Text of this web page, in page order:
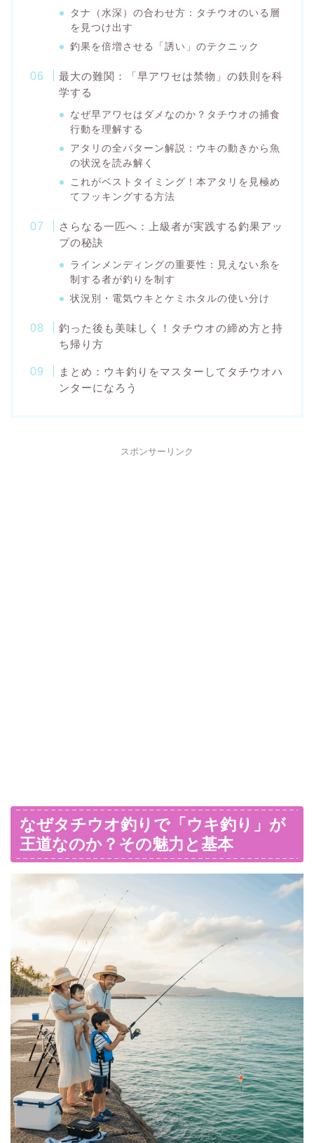
タナ（水深）の合わせ方：タチウオのいる層
を見つけ出す
釣果を倍増させる「誘い」のテクニック
最大の難関：「早アワセは禁物」の鉄則を科
学する
なぜ早アワセはダメなのか？タチウオの捕食
行動を理解する
アタリの全パターン解説：ウキの動きから魚
の状況を読み解く
これがベストタイミング！本アタリを見極め
てフッキングする方法
さらなる一匹へ：上級者が実践する釣果アッ
プの秘訣
ラインメンディングの重要性：見えない糸を
制する者が釣りを制す
状況別・電気ウキとケミホタルの使い分け
釣った後も美味しく！タチウオの締め方と持
ち帰り方
まとめ：ウキ釣りをマスターしてタチウオハ
ンターになろう
スポンサーリンク
なぜタチウオ釣りで「ウキ釣り」が
王道なのか？その魅力と基本